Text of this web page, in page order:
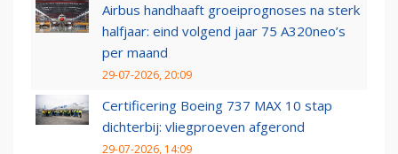
Airbus handhaaft groeiprognoses na sterk
halfjaar: eind volgend jaar 75 A320neo’s
per maand
29-07-2026, 20:09
Certificering Boeing 737 MAX 10 stap
dichterbij: vliegproeven afgerond
29-07-2026, 14:09